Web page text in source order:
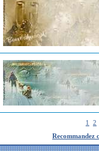
1
2
Recommandez